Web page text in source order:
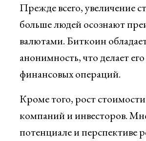
Прежде всего, увеличение
больше людей осознают
валютами. Биткоин
анонимность, что делает
финансовых операций.
Кроме того, рост
компаний и инвесторов.
потенциале и перспективе